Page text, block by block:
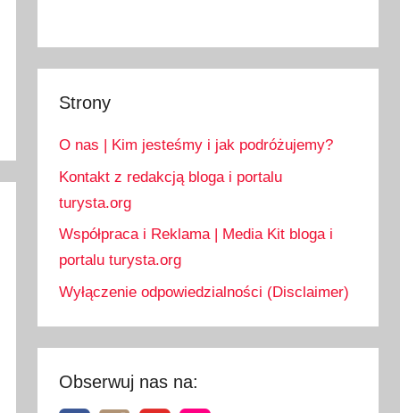
Strony
O nas | Kim jesteśmy i jak podróżujemy?
Kontakt z redakcją bloga i portalu
turysta.org
Współpraca i Reklama | Media Kit bloga i
portalu turysta.org
Wyłączenie odpowiedzialności (Disclaimer)
Obserwuj nas na: